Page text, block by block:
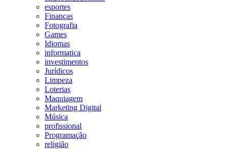
esportes
Finanças
Fotografia
Games
Idiomas
informatica
investimentos
Jurídicos
Limpeza
Loterias
Maquiagem
Marketing Digital
Música
profissional
Programação
religião